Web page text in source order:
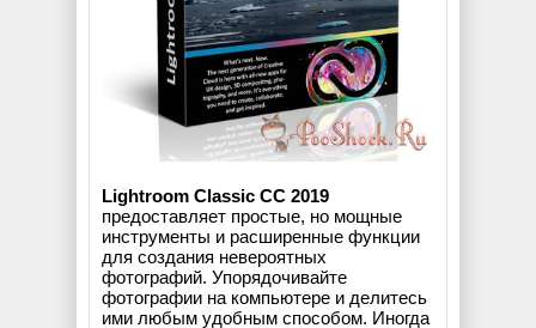
Lightroom Classic CC 2019
предоставляет простые, но мощные
инструменты и расширенные функции
для создания невероятных
фотографий. Упорядочивайте
фотографии на компьютере и делитесь
ими любым удобным способом. Иногда